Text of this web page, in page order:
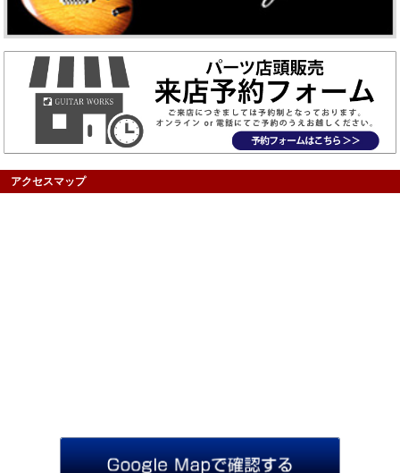
アクセスマップ